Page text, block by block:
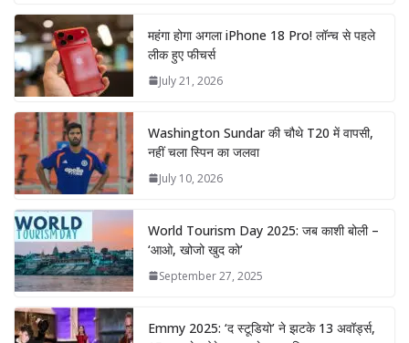
महंगा होगा अगला iPhone 18 Pro! लॉन्च से पहले
लीक हुए फीचर्स
July 21, 2026
Washington Sundar की चौथे T20 में वापसी,
नहीं चला स्पिन का जलवा
July 10, 2026
World Tourism Day 2025: जब काशी बोली –
‘आओ, खोजो खुद को’
September 27, 2025
Emmy 2025: ‘द स्टूडियो’ ने झटके 13 अवॉर्ड्स,